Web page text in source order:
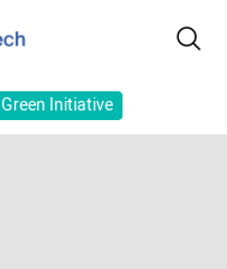
Green Initiative